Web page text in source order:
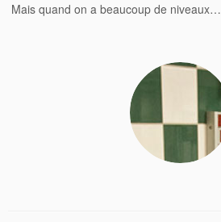
Mais quand on a beaucoup de niveaux…